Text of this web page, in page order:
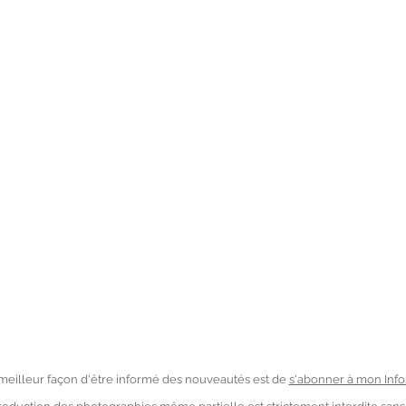
façon d'être informé des nouveautés est de s'abonner à mon